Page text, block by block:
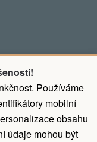
Používáme
mobilní
obsahu
údaje mohou být
ochrany osobních